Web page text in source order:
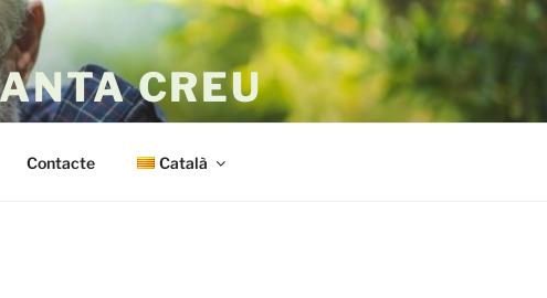
CREU
Contacte Català